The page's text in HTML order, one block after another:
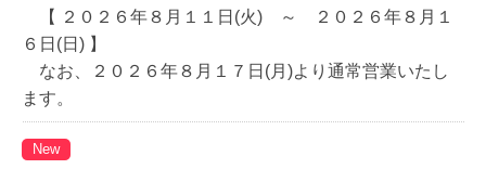
【 ２０２６年８月１１日(火) ～ ２０２６年８月１
６日(日) 】
なお、２０２６年８月１７日(月)より通常営業いたし
ます。
New